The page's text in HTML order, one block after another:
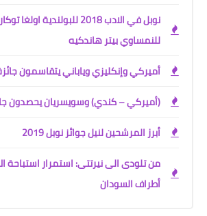
للنمساوي بيتر هاندكيه
أميركي وإنكليزي وياباني يتقاسمون
(أميركي – كندي) وسويسريان يحصدون
أبرز المرشحين لنيل جوائز نوبل 2019
من تلودى الى نيرتتى: استمرار
أطراف السودان